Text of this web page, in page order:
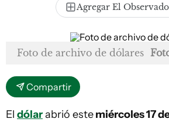
Agregar El
Foto de archivo de dólares
Compartir
El dólarabrió estemiércoles 17